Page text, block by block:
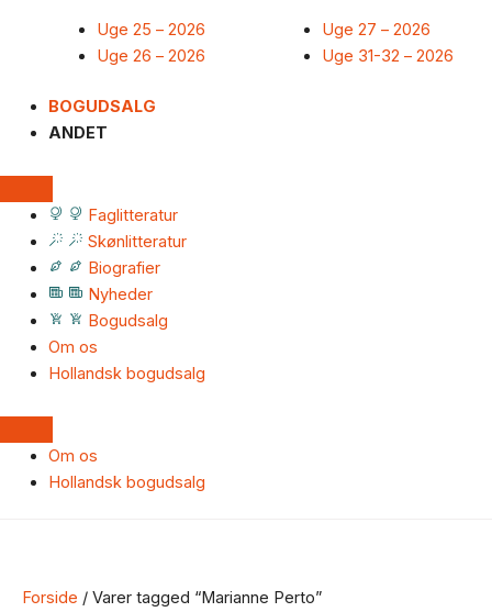
Uge 25 – 2026
Uge 26 – 2026
Uge 27 – 2026
Uge 31-32 – 2026
BOGUDSALG
ANDET
Faglitteratur
Skønlitteratur
Biografier
Nyheder
Bogudsalg
Om os
Hollandsk bogudsalg
Om os
Hollandsk bogudsalg
Forside / Varer tagged “Marianne Perto”